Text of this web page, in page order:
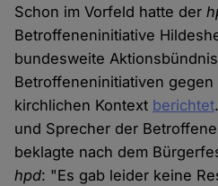
Schon im Vorfeld hatte der
Betroffeneninitiative
bundesweite
Betroffeneninitiativen
kirchlichen Kontext berichtet
und Sprecher der
beklagte nach dem
hpd: "Es gab leider keine